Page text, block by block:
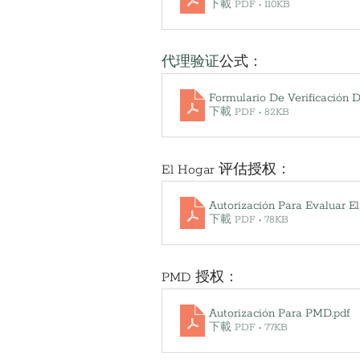
下載 PDF • 110KB
代理验证公式 ：
Formulario De Verificación
下載 PDF • 82KB
El Hogar 评估授权 ：
Autorización Para Evaluar
下載 PDF • 78KB
PMD 授权 ：
Autorización Para PMD.pdf
下載 PDF • 77KB